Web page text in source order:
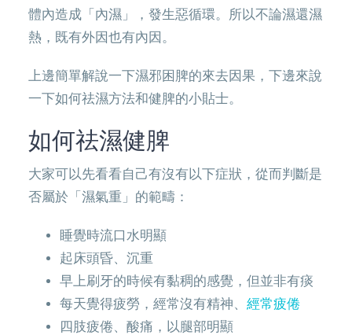
體內造成「內濕」，發生惡循環。所以不論濕還濕
熱，既有外因也有內因。
上邊簡單解說一下濕邪困脾的來去因果，下邊來說
一下如何祛濕方法和健脾的小貼士。
如何祛濕健脾
大家可以先看看自己有沒有以下症狀，從而判斷是
否屬於「濕氣重」的範疇：
睡覺時流口水明顯
起床頭昏、沉重
早上刷牙的時候有黏稠的感覺，但並非有痰
每天覺得疲勞，經常沒有精神、 經常疲倦
四肢疲倦、酸痛，以腿部明顯